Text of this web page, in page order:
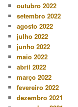
outubro 2022
setembro 2022
agosto 2022
julho 2022
junho 2022
maio 2022
abril 2022
março 2022
fevereiro 2022
dezembro 2021